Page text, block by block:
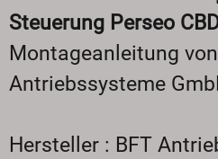
Steuerung Perseo
Montageanleitung
Antriebssysteme
Hersteller : BFT